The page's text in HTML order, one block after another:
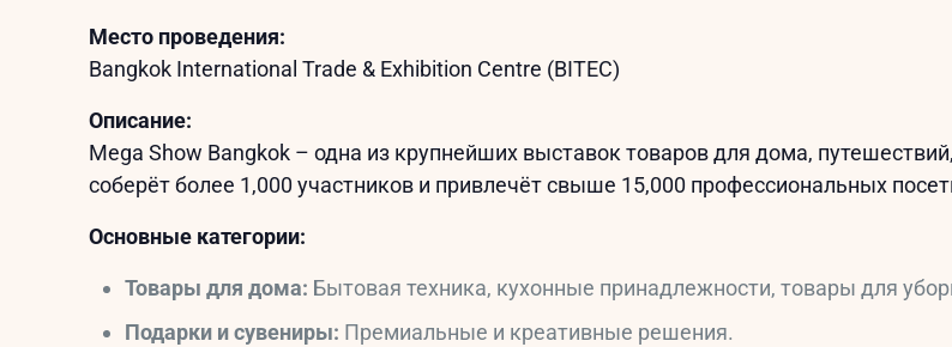
Место проведения:
Bangkok International Trade & Exhibition Centre (BITEC)
Описание:
Mega Show Bangkok – одна из крупнейших выставок товаров для дома,
соберёт более 1,000 участников и привлечёт свыше 15,000 профессиональных
Основные категории:
Товары для дома: Бытовая техника, кухонные принадлежности, товары для
Подарки и сувениры: Премиальные и креативные решения.